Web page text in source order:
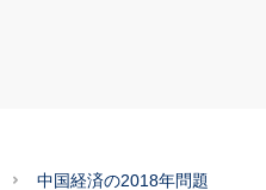
中国経済の2018年問題